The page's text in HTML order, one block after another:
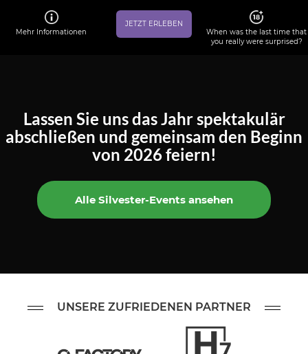
JETZT ERLEBEN
Mehr Informationen
When was the last time that
you really were surprised?
Lassen Sie uns das Jahr spektakulär
abschließen und gemeinsam den Beginn
von 2026 feiern!
Alle Silvester-Events ansehen
UNSERE ZUFRIEDENEN PARTNER